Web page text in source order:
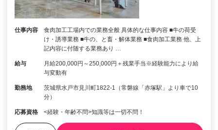
仕事内容
食肉加工工場内での業務全般 具体的な仕事内容 ■牛の荷受
け・誘導業務 ■牛の、と畜・解体業務 ■食肉加工業務 他、上
記内容に付随する業務あり …
給与
月給200,000円～250,000円＋残業手当※経験能力により給
与変動有
勤務地
茨城県水戸市見川町1822-1（常磐線「赤塚駅」より車で10
分）
応募資格 <経験・年齢不問>知識等は一切不問！